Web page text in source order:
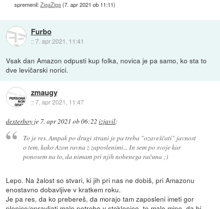
spremenil:ZigaZiga(7. apr 2021 ob 11:11)
Furbo
::7. apr 2021, 11:41
Vsak dan Amazon odpusti kup folka, novica je pa samo, ko sta to
dve levičarski norici.
zmaugy
::7. apr 2021, 11:47
dexterboy je 7. apr 2021 ob 06:22 izjavil:
To je res. Ampak po drugi strani je pa treba "ozaveščati" javnost
o tem, kako Azon ravna z zaposlenimi... In sem po svoje kar
ponosem na to, da nimam pri njih nobenega računa ;)
Lepo. Na žalost so stvari, ki jih pri nas ne dobiš, pri Amazonu
enostavno dobavljive v kratkem roku.
Je pa res, da ko prebereš, da morajo tam zaposleni imeti gor